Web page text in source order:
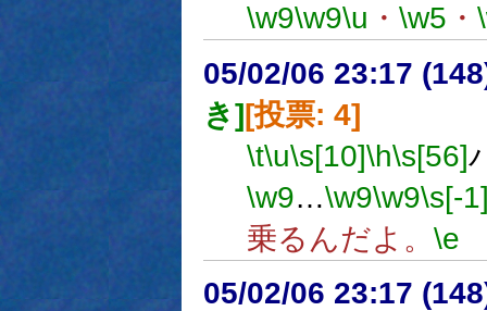
\w9\w9\u ・ \w5 ・
05/02/06 23:17
き][投票: 4]
\t\u\s[10]\h\s[56]
\w9…\w9\w9\s[-
乗るんだよ。 \e
05/02/06 23:17